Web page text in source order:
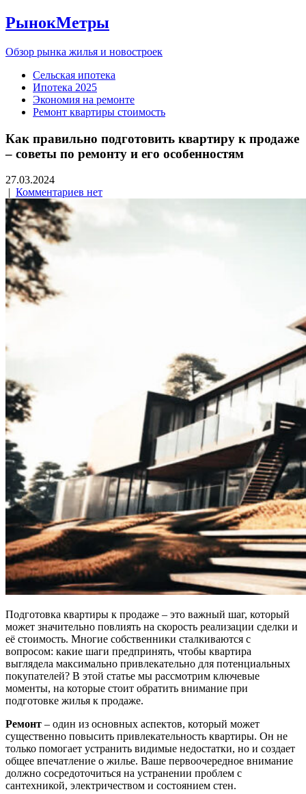
РынокМетры
Обзор рынка жилья и новостроек
Сельская ипотека
Ипотека 2025
Экономия на ремонте
Ремонт квартиры стоимость
Как правильно подготовить квартиру к продаже
– советы по ремонту и его особенностям
27.03.2024
| Комментариев нет
Подготовка квартиры к продаже – это важный шаг, который
может значительно повлиять на скорость реализации сделки и
её стоимость. Многие собственники сталкиваются с
вопросом: какие шаги предпринять, чтобы квартира
выглядела максимально привлекательно для потенциальных
покупателей? В этой статье мы рассмотрим ключевые
моменты, на которые стоит обратить внимание при
подготовке жилья к продаже.
Ремонт – один из основных аспектов, который может
существенно повысить привлекательность квартиры. Он не
только помогает устранить видимые недостатки, но и создает
общее впечатление о жилье. Ваше первоочередное внимание
должно сосредоточиться на устранении проблем с
сантехникой, электричеством и состоянием стен.